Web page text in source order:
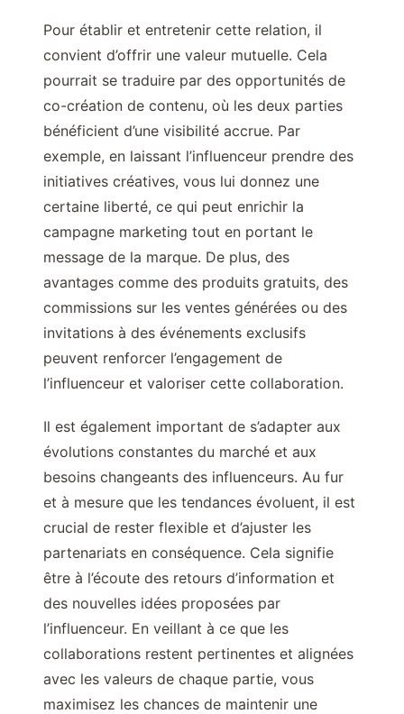
Pour établir et entretenir cette relation, il
convient d’offrir une valeur mutuelle. Cela
pourrait se traduire par des opportunités de
co-création de contenu, où les deux parties
bénéficient d’une visibilité accrue. Par
exemple, en laissant l’influenceur prendre des
initiatives créatives, vous lui donnez une
certaine liberté, ce qui peut enrichir la
campagne marketing tout en portant le
message de la marque. De plus, des
avantages comme des produits gratuits, des
commissions sur les ventes générées ou des
invitations à des événements exclusifs
peuvent renforcer l’engagement de
l’influenceur et valoriser cette collaboration.
Il est également important de s’adapter aux
évolutions constantes du marché et aux
besoins changeants des influenceurs. Au fur
et à mesure que les tendances évoluent, il est
crucial de rester flexible et d’ajuster les
partenariats en conséquence. Cela signifie
être à l’écoute des retours d’information et
des nouvelles idées proposées par
l’influenceur. En veillant à ce que les
collaborations restent pertinentes et alignées
avec les valeurs de chaque partie, vous
maximisez les chances de maintenir une